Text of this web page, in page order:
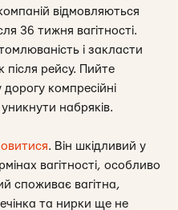
відмовляються
36 тижня вагітності.
і закласти
після рейсу. Пийте
компресійні
набряків.
. Він шкідливий у
вагітності, особливо
споживає вагітна,
та нирки ще не